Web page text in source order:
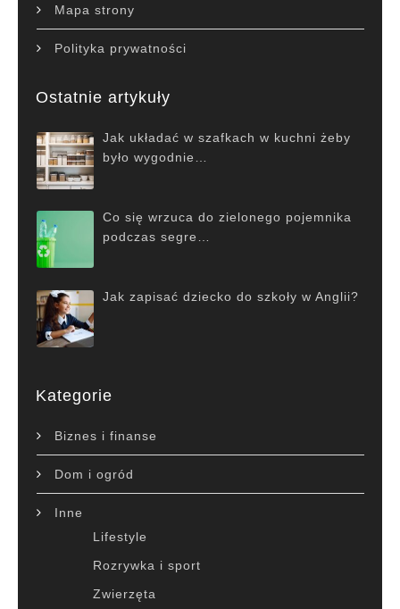
Mapa strony
Polityka prywatności
Ostatnie artykuły
Jak układać w szafkach w kuchni żeby
było wygodnie…
Co się wrzuca do zielonego pojemnika
podczas segre…
Jak zapisać dziecko do szkoły w Anglii?
Kategorie
Biznes i finanse
Dom i ogród
Inne
Lifestyle
Rozrywka i sport
Zwierzęta